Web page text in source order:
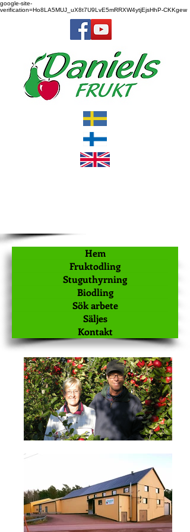
google-site-
verification=Ho8LA5MUJ_uX8t7U9LvE5mRRXW4ytjEjsHhP-CKKgew
Hem
Fruktodling
Stuguthyrning
Biodling
Sök arbete
Säljes
Kontakt